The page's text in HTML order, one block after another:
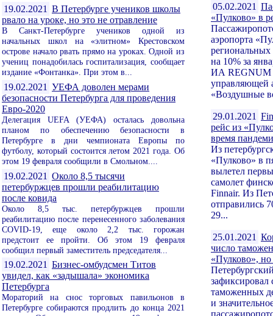
19.02.2021 В Петербурге учеников школы
рвало на уроке, но это не отравление
В Санкт-Петербурге учеников одной из
начальных школ на «элитном» Крестовском
острове начало рвать прямо на уроках. Одной из
учениц понадобилась госпитализация, сообщает
издание «Фонтанка». При этом в...
19.02.2021 УЕФА доволен мерами
безопасности Петербурга для проведения
Евро-2020
Делегация UEFA (УЕФА) осталась довольна
планом по обеспечению безопасности в
Петербурге в дни чемпионата Европы по
футболу, который состоится летом 2021 года. Об
этом 19 февраля сообщили в Смольном....
19.02.2021 Около 8,5 тысячи
петербуржцев прошли реабилитацию
после ковида
Около 8,5 тыс. петербуржцев прошли
реабилитацию после перенесенного заболевания
COVID-19, еще около 2,2 тыс. горожан
предстоит ее пройти. Об этом 19 февраля
сообщил первый заместитель председателя...
19.02.2021 Бизнес-омбудсмен Титов
увидел, как «задышала» экономика
Петербурга
Мораторий на снос торговых павильонов в
Петербурге собираются продлить до конца 2021
05.02.2021
«Пулково» в
аэропорта
на 10% за
ИА REGNUM
управляющей
«Воздушные
29.01.2021
рейс из
время
Из
«Пулково» в
вылетел
самолет
Finnair. Из
отправились
29...
25.01.2021
число
«Пулково»,
зафиксировал
таможенных
и